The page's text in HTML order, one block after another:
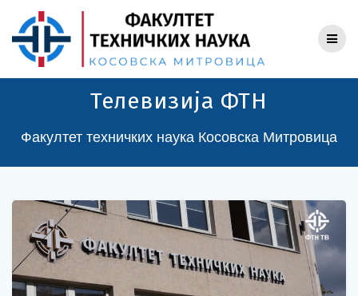
to
content
Телевизија ФТН
Факултет техничких наука Косовска Митровица